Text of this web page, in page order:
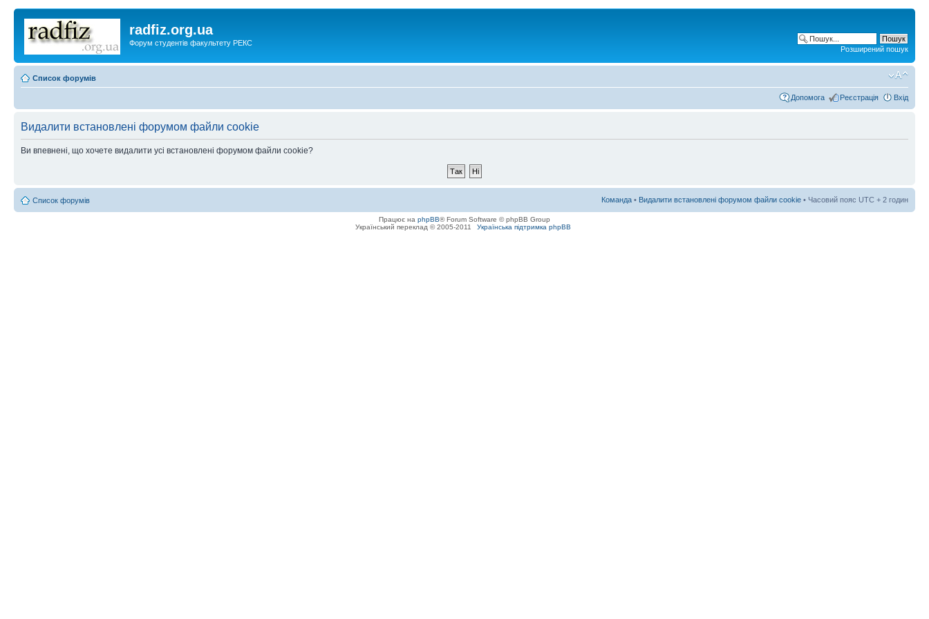
radfiz.org.ua
Форум студентів факультету РЕКС
Розширений пошук
Список форумів
Допомога Реєстрація Вхід
Видалити встановлені форумом файли cookie
Ви впевнені, що хочете видалити усі встановлені форумом файли cookie?
Список форумів Команда • Видалити встановлені форумом файли cookie • Часовий пояс UTC + 2 годин
Працює на phpBB® Forum Software © phpBB Group
Український переклад © 2005-2011
Українська підтримка phpBB